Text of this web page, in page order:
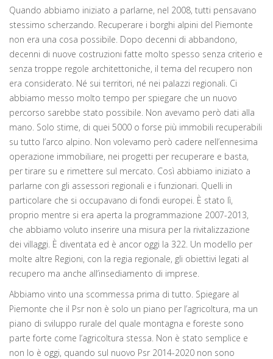
Quando abbiamo iniziato a parlarne, nel 2008, tutti pensavano
stessimo scherzando. Recuperare i borghi alpini del Piemonte
non era una cosa possibile. Dopo decenni di abbandono,
decenni di nuove costruzioni fatte molto spesso senza criterio e
senza troppe regole architettoniche, il tema del recupero non
era considerato. Né sui territori, né nei palazzi regionali. Ci
abbiamo messo molto tempo per spiegare che un nuovo
percorso sarebbe stato possibile. Non avevamo però dati alla
mano. Solo stime, di quei 5000 o forse più immobili recuperabili
su tutto l’arco alpino. Non volevamo però cadere nell’ennesima
operazione immobiliare, nei progetti per recuperare e basta,
per tirare su e rimettere sul mercato. Così abbiamo iniziato a
parlarne con gli assessori regionali e i funzionari. Quelli in
particolare che si occupavano di fondi europei. È stato lì,
proprio mentre si era aperta la programmazione 2007-2013,
che abbiamo voluto inserire una misura per la rivitalizzazione
dei villaggi. È diventata ed è ancor oggi la 322. Un modello per
molte altre Regioni, con la regia regionale, gli obiettivi legati al
recupero ma anche all’insediamento di imprese.
Abbiamo vinto una scommessa prima di tutto. Spiegare al
Piemonte che il Psr non è solo un piano per l’agricoltura, ma un
piano di sviluppo rurale del quale montagna e foreste sono
parte forte come l’agricoltura stessa. Non è stato semplice e
non lo è oggi, quando sul nuovo Psr 2014-2020 non sono